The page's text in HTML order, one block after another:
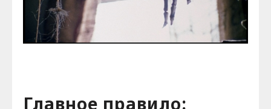
Главное правило: